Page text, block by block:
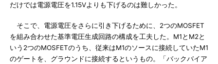
だけでは電源電圧を1.15Vよりも下げるのは難しかった。
そこで、電源電圧をさらに引き下げるために、2つのMOSFET
を組み合わせた基準電圧生成回路の構成を工夫した。M1とM2と
いう2つのMOSFETのうち、従来はM1のソースに接続していたM1
のゲートを、グラウンドに接続するというもの。「バックバイア